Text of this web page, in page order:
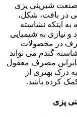
صنعت شیرینی پزی
در بافت، شکل،
اینکه نشاسته
نیازی به شیمیایی
در محصولات
گندم می تواند
مصرف معقول
درک بهتری از
کرده باشد.
پزی